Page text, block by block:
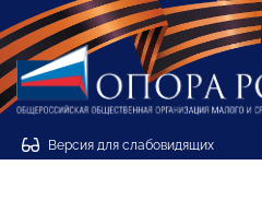
Версия для слабовидящих